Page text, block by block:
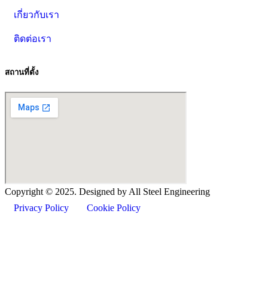
เกี่ยวกับเรา
ติดต่อเรา
สถานที่ตั้ง
Copyright © 2025. Designed by All Steel Engineering
Privacy Policy
Cookie Policy